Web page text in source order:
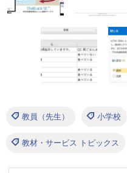
教員（先生） 小学校
教材・サービス トピックス